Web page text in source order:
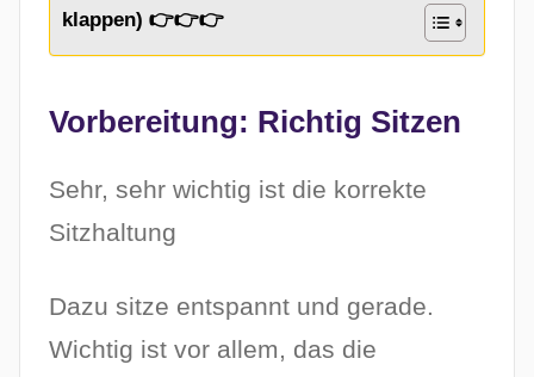
klappen) 👉👉👉
Vorbereitung: Richtig Sitzen
Sehr, sehr wichtig ist die korrekte
Sitzhaltung
Dazu sitze entspannt und gerade.
Wichtig ist vor allem, das die